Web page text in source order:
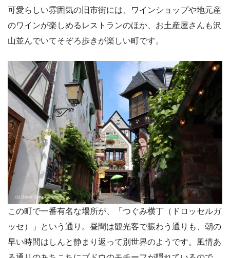
可愛らしい雰囲気の旧市街には、ワインショップや地元産
のワインが楽しめるレストランのほか、お土産屋さんも沢
山並んでいてそぞろ歩きが楽しい町です。
この町で一番有名な場所が、「つぐみ横丁（ドロッセルガ
ッセ）」という通り。昼間は観光客で賑わう通りも、朝の
早い時間はしんと静まり返って別世界のようです。風情あ